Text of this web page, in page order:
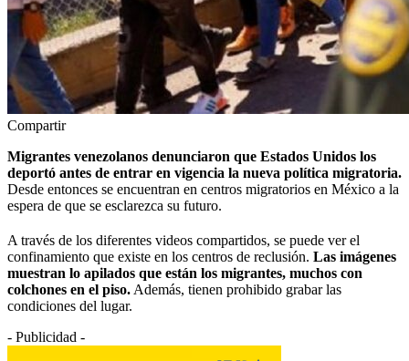
Compartir
Migrantes venezolanos denunciaron que Estados Unidos los
deportó antes de entrar en vigencia la nueva política migratoria.
Desde entonces se encuentran en centros migratorios en México a la
espera de que se esclarezca su futuro.
A través de los diferentes videos compartidos, se puede ver el
confinamiento que existe en los centros de reclusión. Las imágenes
muestran lo apilados que están los migrantes, muchos con
colchones en el piso. Además, tienen prohibido grabar las
condiciones del lugar.
- Publicidad -